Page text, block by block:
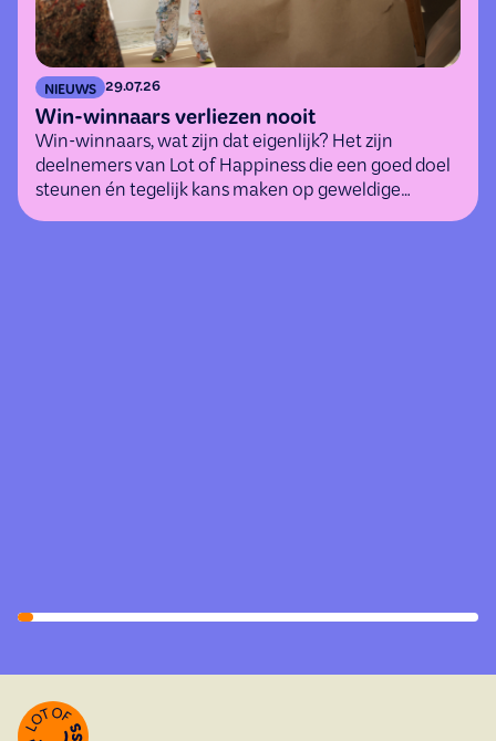
NIEUWS 29.07.26
Win-winnaars verliezen nooit
Win-winnaars, wat zijn dat eigenlijk? Het zijn
deelnemers van Lot of Happiness die een goed doel
steunen én tegelijk kans maken op geweldige
(geld)prijzen.